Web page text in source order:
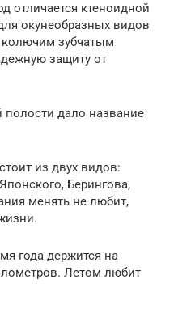
отличается ктеноидной
окунеобразных видов
зубчатым
защиту от
дало название
из двух видов:
Берингова,
менять не любит,
года держится на
Летом любит